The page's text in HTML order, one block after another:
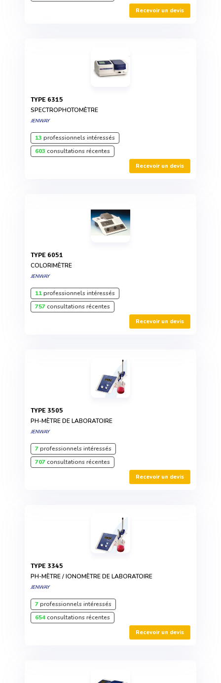
Recevoir un devis
TYPE 6315
SPECTROPHOTOMÈTRE
JENWAY
13 professionnels intéressés
603 consultations récentes
Recevoir un devis
TYPE 6051
COLORIMÈTRE
JENWAY
11professionnels intéressés
757consultations récentes
Recevoir un devis
TYPE 3505
PH-MÈTRE DE LABORATOIRE
JENWAY
7professionnels intéressés
707consultations récentes
Recevoir un devis
TYPE 3345
PH-MÈTRE / IONOMÈTRE DE LABORATOIRE
JENWAY
7professionnels intéressés
654consultations récentes
Recevoir un devis